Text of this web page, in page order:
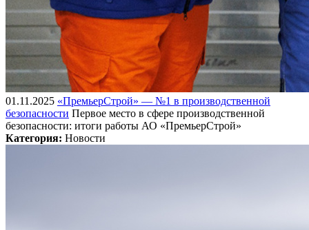
01.11.2025 «ПремьерСтрой» — №1 в производственной
безопасности Первое место в сфере производственной
безопасности: итоги работы АО «ПремьерСтрой»
Категория: Новости